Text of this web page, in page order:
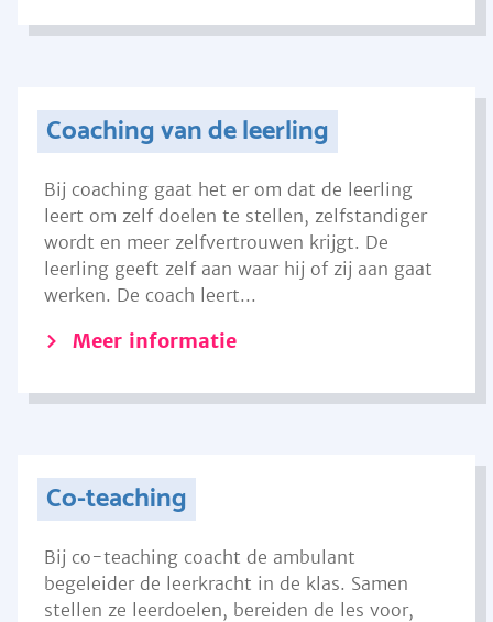
Coaching van de leerling
Bij coaching gaat het er om dat de leerling
leert om zelf doelen te stellen, zelfstandiger
wordt en meer zelfvertrouwen krijgt. De
leerling geeft zelf aan waar hij of zij aan gaat
werken. De coach leert...
Meer informatie
Co-teaching
Bij co-teaching coacht de ambulant
begeleider de leerkracht in de klas. Samen
stellen ze leerdoelen, bereiden de les voor,